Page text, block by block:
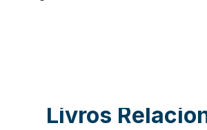
Livros